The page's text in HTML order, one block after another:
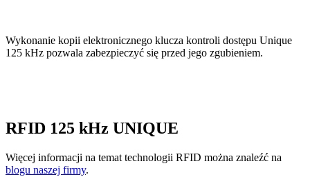
Wykonanie kopii elektronicznego klucza kontroli dostępu Unique
125 kHz pozwala zabezpieczyć się przed jego zgubieniem.
RFID 125 kHz UNIQUE
Więcej informacji na temat technologii RFID można znaleźć na
blogu naszej firmy.